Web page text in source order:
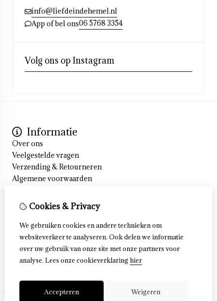
info@liefdeindehemel.nl
App of bel ons06 5768 3354
Volg ons op Instagram
Informatie
Over ons
Veelgestelde vragen
Verzending & Retourneren
Algemene voorwaarden
Privacyverklaring
Klantenservice
Contact
Retourneren
Sitemap
Veelgestelde vragen
Cookies & Privacy
We gebruiken cookies en andere technieken om
websiteverkeer te analyseren. Ook delen we informatie
over uw gebruik van onze site met onze partners voor
analyse. Lees onze cookieverklaring hier
Accepteren Weigeren